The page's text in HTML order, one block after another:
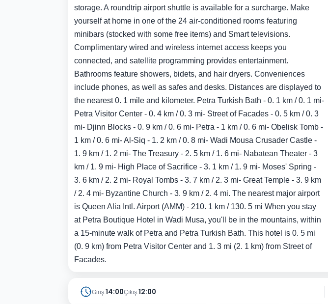
storage. A roundtrip airport shuttle is available for a surcharge. Make
yourself at home in one of the 24 air-conditioned rooms featuring
minibars (stocked with some free items) and Smart televisions.
Complimentary wired and wireless internet access keeps you
connected, and satellite programming provides entertainment.
Bathrooms feature showers, bidets, and hair dryers. Conveniences
include phones, as well as safes and desks. Distances are displayed to
the nearest 0. 1 mile and kilometer. Petra Turkish Bath - 0. 1 km / 0. 1 mi-
Petra Visitor Center - 0. 4 km / 0. 3 mi- Street of Facades - 0. 5 km / 0. 3
mi- Djinn Blocks - 0. 9 km / 0. 6 mi- Petra - 1 km / 0. 6 mi- Obelisk Tomb -
1 km / 0. 6 mi- Al-Siq - 1. 2 km / 0. 8 mi- Wadi Mousa Crusader Castle -
1. 9 km / 1. 2 mi- The Treasury - 2. 5 km / 1. 6 mi- Nabatean Theater - 3
km / 1. 9 mi- High Place of Sacrifice - 3. 1 km / 1. 9 mi- Moses' Spring -
3. 6 km / 2. 2 mi- Royal Tombs - 3. 7 km / 2. 3 mi- Great Temple - 3. 9 km
/ 2. 4 mi- Byzantine Church - 3. 9 km / 2. 4 mi. The nearest major airport
is Queen Alia Intl. Airport (AMM) - 210. 1 km / 130. 5 mi When you stay
at Petra Boutique Hotel in Wadi Musa, you'll be in the mountains, within
a 15-minute walk of Petra and Petra Turkish Bath. This hotel is 0. 5 mi
(0. 9 km) from Petra Visitor Center and 1. 3 mi (2. 1 km) from Street of
Facades.
Giriş:14:00Çıkış:12:00